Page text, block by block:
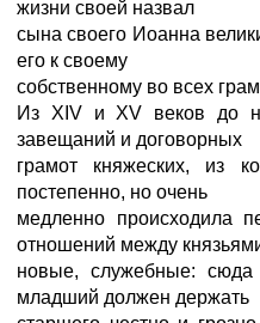
жизни своей назвал
сына своего Иоанна
его к своему
собственному во всех
Из XIV и XV веков до
завещаний и договорных
грамот княжеских, из
постепенно, но очень
медленно происходила
отношений между
новые, служебные: сюда
младший должен держать